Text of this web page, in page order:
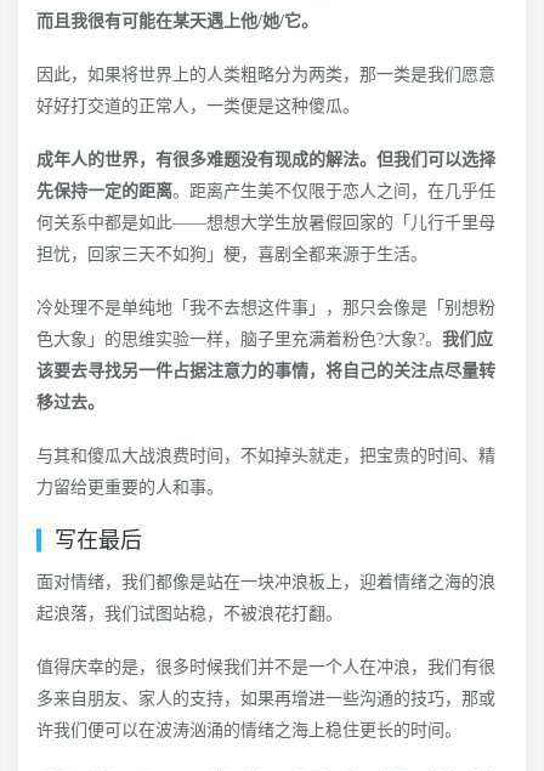
而且我很有可能在某天遇上他/她/它。
因此，如果将世界上的人类粗略分为两类，那一类是我们愿意
好好打交道的正常人，一类便是这种傻瓜。
成年人的世界，有很多难题没有现成的解法。但我们可以选择
先保持一定的距离。距离产生美不仅限于恋人之间，在几乎任
何关系中都是如此——想想大学生放暑假回家的「儿行千里母
担忧，回家三天不如狗」梗，喜剧全都来源于生活。
冷处理不是单纯地「我不去想这件事」，那只会像是「别想粉
色大象」的思维实验一样，脑子里充满着粉色?大象?。 我们应
该要去寻找另一件占据注意力的事情，将自己的关注点尽量转
移过去。
与其和傻瓜大战浪费时间，不如掉头就走，把宝贵的时间、精
力留给更重要的人和事。
写在最后
面对情绪，我们都像是站在一块冲浪板上，迎着情绪之海的浪
起浪落，我们试图站稳，不被浪花打翻。
值得庆幸的是，很多时候我们并不是一个人在冲浪，我们有很
多来自朋友、家人的支持，如果再增进一些沟通的技巧，那或
许我们便可以在波涛汹涌的情绪之海上稳住更长的时间。